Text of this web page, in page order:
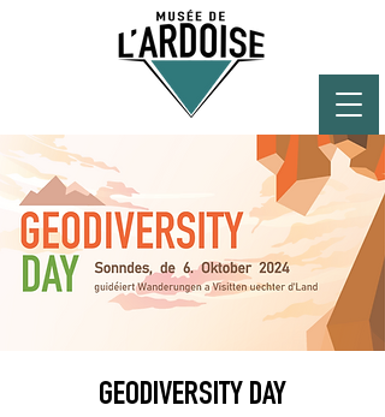
GEODIVERSITY DAY